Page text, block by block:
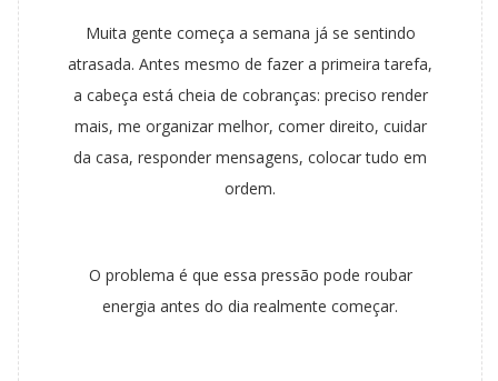
Muita gente começa a semana já se sentindo
atrasada. Antes mesmo de fazer a primeira tarefa,
a cabeça está cheia de cobranças: preciso render
mais, me organizar melhor, comer direito, cuidar
da casa, responder mensagens, colocar tudo em
ordem.
O problema é que essa pressão pode roubar
energia antes do dia realmente começar.